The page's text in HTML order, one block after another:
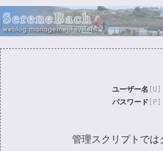
ユーザー名 [U]
パスワード [P]
管理スクリプトでは